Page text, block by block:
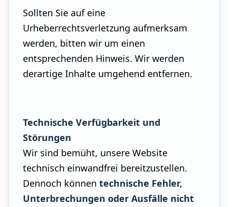
Sollten Sie auf eine
Urheberrechtsverletzung aufmerksam
werden, bitten wir um einen
entsprechenden Hinweis. Wir werden
derartige Inhalte umgehend entfernen.
Technische Verfügbarkeit und
Störungen
Wir sind bemüht, unsere Website
technisch einwandfrei bereitzustellen.
Dennoch könnentechnische Fehler,
Unterbrechungen oder Ausfälle nicht